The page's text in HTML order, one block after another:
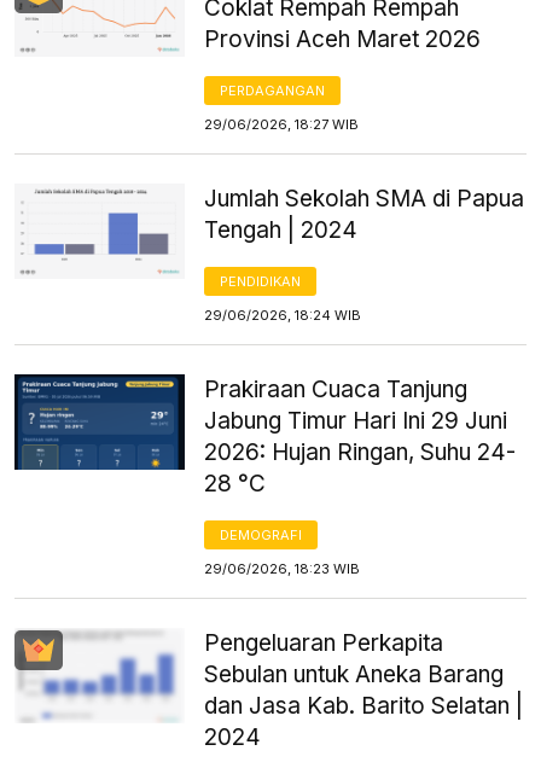
Coklat Rempah Rempah
Provinsi Aceh Maret 2026
PERDAGANGAN
29/06/2026, 18:27 WIB
Jumlah Sekolah SMA di Papua
Tengah | 2024
PENDIDIKAN
29/06/2026, 18:24 WIB
Prakiraan Cuaca Tanjung
Jabung Timur Hari Ini 29 Juni
2026: Hujan Ringan, Suhu 24-
28 °C
DEMOGRAFI
29/06/2026, 18:23 WIB
Pengeluaran Perkapita
Sebulan untuk Aneka Barang
dan Jasa Kab. Barito Selatan |
2024